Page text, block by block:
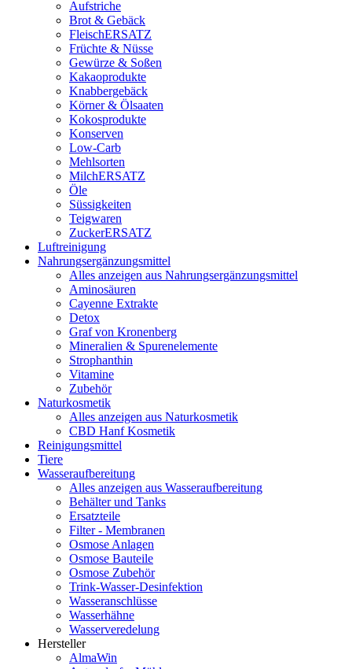
Aufstriche
Brot & Gebäck
FleischERSATZ
Früchte & Nüsse
Gewürze & Soßen
Kakaoprodukte
Knabbergebäck
Körner & Ölsaaten
Kokosprodukte
Konserven
Low-Carb
Mehlsorten
MilchERSATZ
Öle
Süssigkeiten
Teigwaren
ZuckerERSATZ
Luftreinigung
Nahrungsergänzungsmittel
Alles anzeigen aus Nahrungsergänzungsmittel
Aminosäuren
Cayenne Extrakte
Detox
Graf von Kronenberg
Mineralien & Spurenelemente
Strophanthin
Vitamine
Zubehör
Naturkosmetik
Alles anzeigen aus Naturkosmetik
CBD Hanf Kosmetik
Reinigungsmittel
Tiere
Wasseraufbereitung
Alles anzeigen aus Wasseraufbereitung
Behälter und Tanks
Ersatzteile
Filter - Membranen
Osmose Anlagen
Osmose Bauteile
Osmose Zubehör
Trink-Wasser-Desinfektion
Wasseranschlüsse
Wasserhähne
Wasserveredelung
Hersteller
AlmaWin